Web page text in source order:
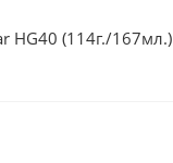
HG40 (114г./167мл.)